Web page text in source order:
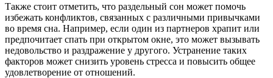
Также стоит отметить, что раздельный сон может помочь
избежать конфликтов, связанных с различными привычками
во время сна. Например, если один из партнеров храпит или
предпочитает спать при открытом окне, это может вызывать
недовольство и раздражение у другого. Устранение таких
факторов может снизить уровень стресса и повысить общее
удовлетворение от отношений.